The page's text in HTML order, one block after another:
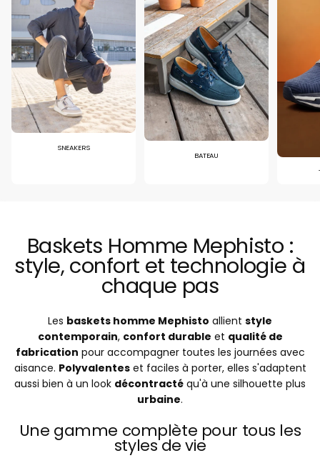
SNEAKERS
BATEAU
Baskets Homme Mephisto :
style, confort et technologie à
chaque pas
Les baskets homme Mephisto allient style
contemporain, confort durable et qualité de
fabrication pour accompagner toutes les journées avec
aisance. Polyvalenteset faciles à porter, elles s'adaptent
aussi bien à un look décontracté qu'à une silhouette plus
urbaine.
Une gamme complète pour tous les
styles de vie